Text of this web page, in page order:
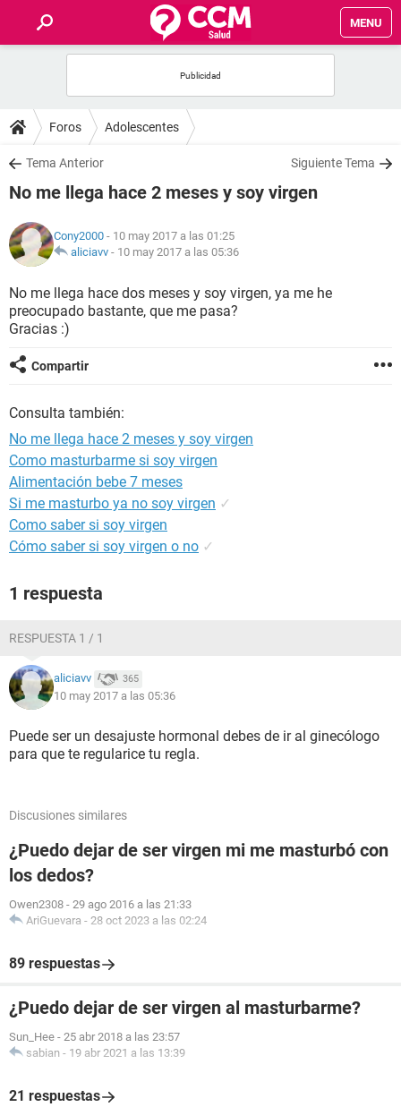
MENU
FOROS
SALUD
NUTRICIÓN
BIENESTAR
SEXUALIDAD
Foros Adolescentes
Tema Anterior Siguiente Tema
No me llega hace 2 meses y soy virgen
Cony2000 - 10 may 2017 a las 01:25
aliciavv - 10 may 2017 a las 05:36
No me llega hace dos meses y soy virgen, ya me he
preocupado bastante, que me pasa?
Gracias :)
Compartir
Consulta también:
No me llega hace 2 meses y soy virgen
Como masturbarme si soy virgen
Alimentación bebe 7 meses
Si me masturbo ya no soy virgen ✓
Como saber si soy virgen
Cómo saber si soy virgen o no ✓
1 respuesta
RESPUESTA 1 / 1
aliciavv 365
10 may 2017 a las 05:36
Puede ser un desajuste hormonal debes de ir al ginecólogo
para que te regularice tu regla.
Discusiones similares
¿Puedo dejar de ser virgen mi me masturbó con
los dedos?
Owen2308 - 29 ago 2016 a las 21:33
AriGuevara - 28 oct 2023 a las 02:24
89 respuestas
¿Puedo dejar de ser virgen al masturbarme?
Sun_Hee - 25 abr 2018 a las 23:57
sabian - 19 abr 2021 a las 13:39
21 respuestas